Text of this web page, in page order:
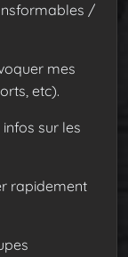
/
mes
etc).
sur les
rapidement